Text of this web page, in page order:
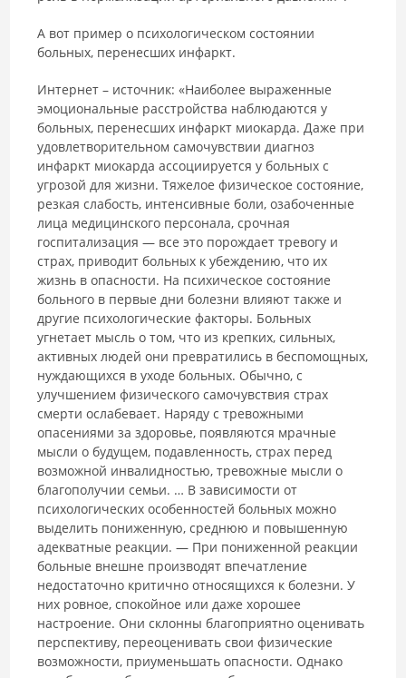
А вот пример о психологическом состоянии
больных, перенесших инфаркт.
Интернет – источник: «Наиболее выраженные
эмоциональные расстройства наблюдаются у
больных, перенесших инфаркт миокарда. Даже при
удовлетворительном самочувствии диагноз
инфаркт миокарда ассоциируется у больных с
угрозой для жизни. Тяжелое физическое состояние,
резкая слабость, интенсивные боли, озабоченные
лица медицинского персонала, срочная
госпитализация — все это порождает тревогу и
страх, приводит больных к убеждению, что их
жизнь в опасности. На психическое состояние
больного в первые дни болезни влияют также и
другие психологические факторы. Больных
угнетает мысль о том, что из крепких, сильных,
активных людей они превратились в беспомощных,
нуждающихся в уходе больных. Обычно, с
улучшением физического самочувствия страх
смерти ослабевает. Наряду с тревожными
опасениями за здоровье, появляются мрачные
мысли о будущем, подавленность, страх перед
возможной инвалидностью, тревожные мысли о
благополучии семьи. … В зависимости от
психологических особенностей больных можно
выделить пониженную, среднюю и повышенную
адекватные реакции. — При пониженной реакции
больные внешне производят впечатление
недостаточно критично относящихся к болезни. У
них ровное, спокойное или даже хорошее
настроение. Они склонны благоприятно оценивать
перспективу, переоценивать свои физические
возможности, приуменьшать опасности. Однако